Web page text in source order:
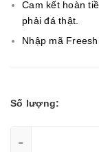
Cam kết hoàn
phải đá thật.
Nhập mã
Số lượng:
-